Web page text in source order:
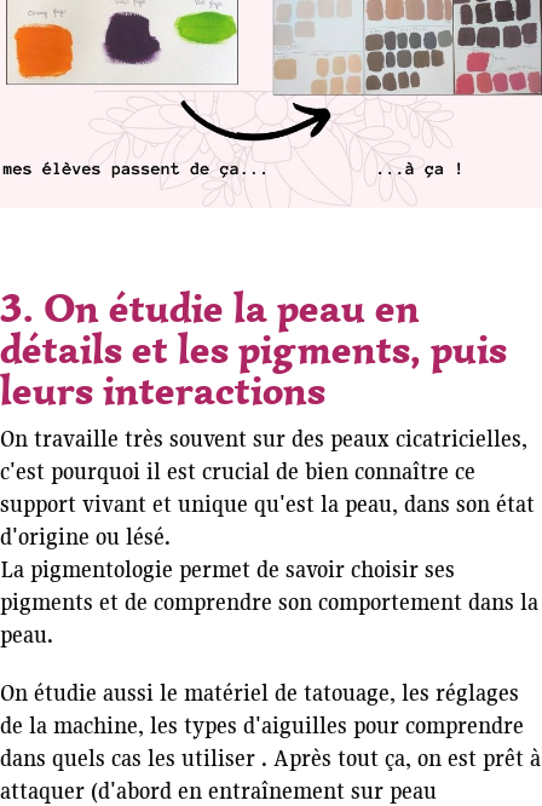
3. On étudie la peau en
détails et les pigments, puis
leurs interactions
On travaille très souvent sur des peaux cicatricielles,
c'est pourquoi il est crucial de bien connaître ce
support vivant et unique qu'est la peau, dans son état
d'origine ou lésé.
La pigmentologie permet de savoir choisir ses
pigments et de comprendre son comportement dans la
peau.
On étudie aussi le matériel de tatouage, les réglages
de la machine, les types d'aiguilles pour comprendre
dans quels cas les utiliser . Après tout ça, on est prêt à
attaquer (d'abord en entraînement sur peau